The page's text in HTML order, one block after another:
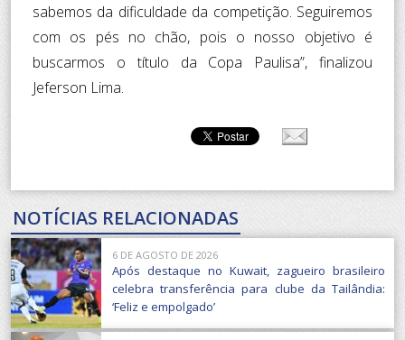
sabemos da dificuldade da competição. Seguiremos
com os pés no chão, pois o nosso objetivo é
buscarmos o título da Copa Paulisa”, finalizou
Jeferson Lima.
NOTÍCIAS RELACIONADAS
6 DE AGOSTO DE 2026
Após destaque no Kuwait, zagueiro brasileiro
celebra transferência para clube da Tailândia:
‘Feliz e empolgado’